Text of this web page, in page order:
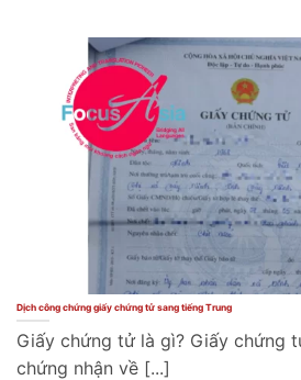
Dịch công chứng giấy chứng tử sang tiếng Trung
Giấy chứng tử là gì? Giấy chứng
chứng nhận về [...]